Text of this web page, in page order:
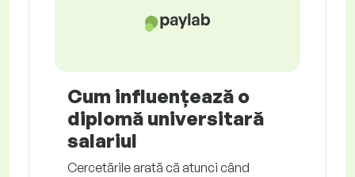
Cum influențează o
diplomă universitară
salariul
Cercetările arată că atunci când